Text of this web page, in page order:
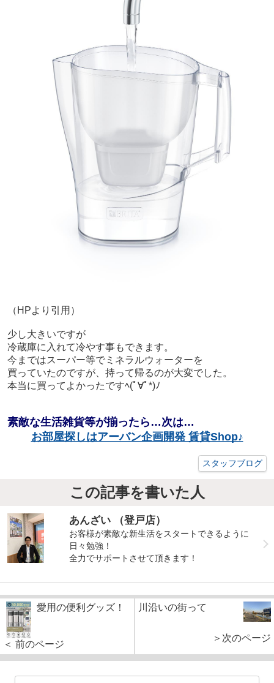
（HPより引用）
少し大きいですが
冷蔵庫に入れて冷やす事もできます。
今まではスーパー等でミネラルウォーターを
買っていたのですが、 持って帰るのが大変でした。
本当に買ってよかったですﾍ(ﾟ∀ﾟ*)ﾉ
素敵な生活雑貨等が揃ったら…次は…
お部屋探しはアーバン企画開発 賃貸Shop♪
スタッフブログ
この記事を書いた人
あんざい （登戸店）
お客様が素敵な新生活をスタートできるように
日々勉強！
全力でサポートさせて頂きます！
愛用の便利グッズ！
＜ 前のページ
川沿いの街って
＞次のページ